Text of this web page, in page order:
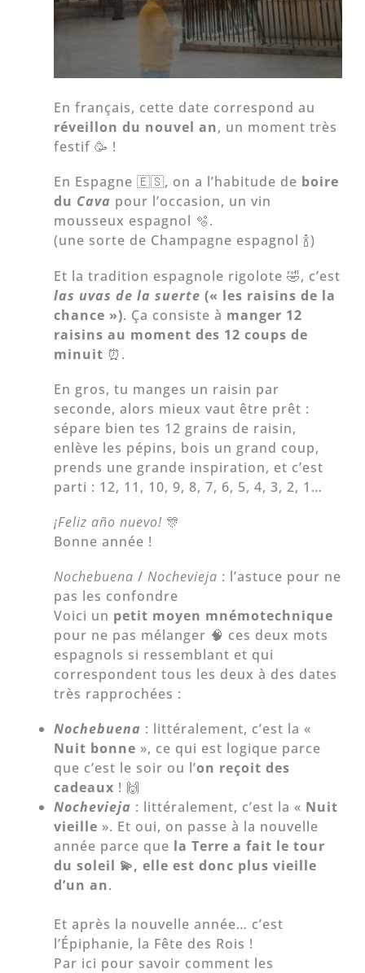
En français, cette date correspond au
réveillon du nouvel an, un moment très
festif 🥳 !
En Espagne 🇪🇸, on a l’habitude de boire
du Cava pour l’occasion, un vin
mousseux espagnol 🫧.
(une sorte de Champagne espagnol 🍾)
Et la tradition espagnole rigolote 🤣, c’est
las uvas de la suerte (« les raisins de la
chance »). Ça consiste à manger 12
raisins au moment des 12 coups de
minuit ⏰.
En gros, tu manges un raisin par
seconde, alors mieux vaut être prêt :
sépare bien tes 12 grains de raisin,
enlève les pépins, bois un grand coup,
prends une grande inspiration, et c’est
parti : 12, 11, 10, 9, 8, 7, 6, 5, 4, 3, 2, 1…
¡Feliz año nuevo! 🎊
Bonne année !
Nochebuena /Nochevieja : l’astuce pour ne
pas les confondre
Voici un petit moyen mnémotechnique
pour ne pas mélanger 🧠 ces deux mots
espagnols si ressemblant et qui
correspondent tous les deux à des dates
très rapprochées :
Nochebuena : littéralement, c’est la «
Nuit bonne », ce qui est logique parce
que c’est le soir ou l’on reçoit des
cadeaux ! 🙌
Nochevieja : littéralement, c’est la « Nuit
vieille ». Et oui, on passe à la nouvelle
année parce que la Terre a fait le tour
du soleil 💫, elle est donc plus vieille
d’un an.
Et après la nouvelle année… c’est
l’Épiphanie, la Fête des Rois !
Par ici pour savoir comment les